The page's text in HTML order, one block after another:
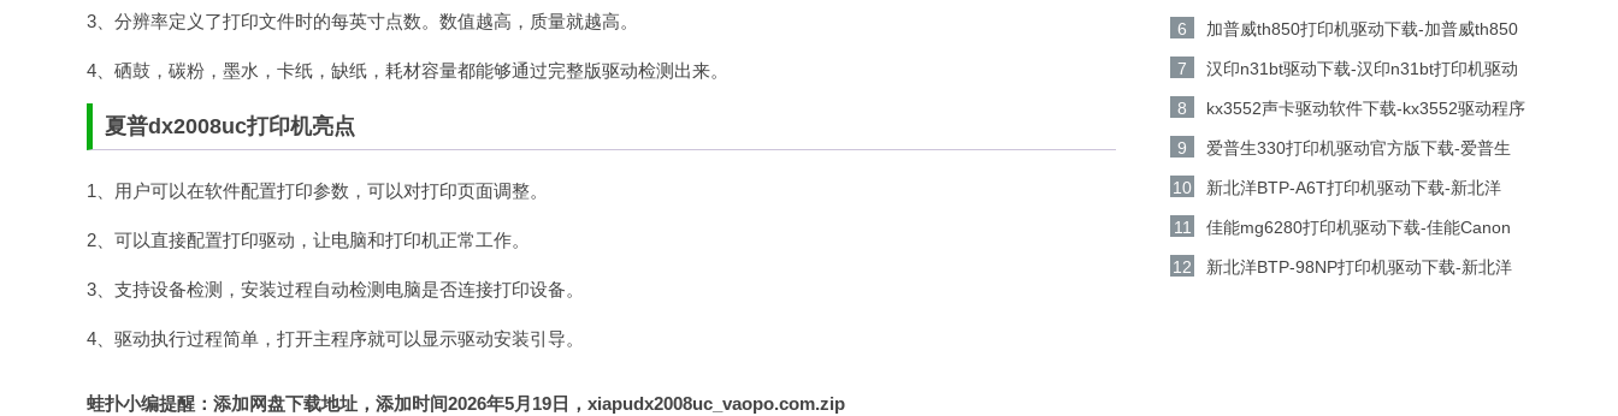
3、分辨率定义了打印文件时的每英寸点数。数值越高，质量就越高。
4、硒鼓，碳粉，墨水，卡纸，缺纸，耗材容量都能够通过完整版驱动检测出来。
夏普dx2008uc打印机亮点
1、用户可以在软件配置打印参数，可以对打印页面调整。
2、可以直接配置打印驱动，让电脑和打印机正常工作。
3、支持设备检测，安装过程自动检测电脑是否连接打印设备。
4、驱动执行过程简单，打开主程序就可以显示驱动安装引导。
蛙扑小编提醒：添加网盘下载地址，添加时间2026年5月19日，xiapudx2008uc_vaopo.com.zip
BTP-U80II打印机驱动 v1.01官方版下载
6
加普威th850打印机驱动下载-加普威th850
打印机驱动v7.0.1.0 官方版下载
7
汉印n31bt驱动下载-汉印n31bt打印机驱动
电脑版下载
8
kx3552声卡驱动软件下载-kx3552驱动程序
工具v5.15.18.1160 官方版下载
9
爱普生330打印机驱动官方版下载-爱普生
330打印机驱动 v6.74 中文版下载
10
新北洋BTP-A6T打印机驱动下载-新北洋
BTP-A6T打印机驱动 v1.0官方版下载
11
佳能mg6280打印机驱动下载-佳能Canon
PIXMA MG6280打印机驱动电脑版下载
12
新北洋BTP-98NP打印机驱动下载-新北洋